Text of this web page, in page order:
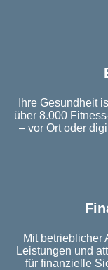
Ihre Gesundheit
über 8.000
– vor Ort oder
Mit betrieblicher
Leistungen und
für finanzielle